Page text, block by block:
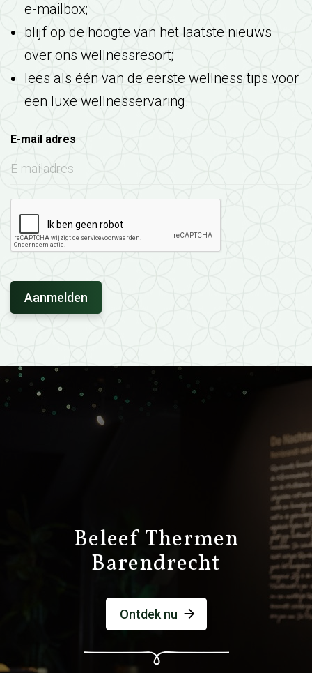
e-mailbox;
blijf op de hoogte van het laatste nieuws
over ons wellnessresort;
lees als één van de eerste wellness tips voor
een luxe wellnesservaring.
E-mail adres
Beleef Thermen
Barendrecht
Ontdek nu